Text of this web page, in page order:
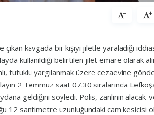
kavgada bir kişiyi jiletle yaraladığı
kullanıldığı belirtilen jilet emare olarak
tutuklu yargılanmak üzere cezaevine
2 Temmuz saat 07.30 sıralarında
geldiğini söyledi. Polis, zanlının alacak-
12 santimetre uzunluğundaki cam kesicisi